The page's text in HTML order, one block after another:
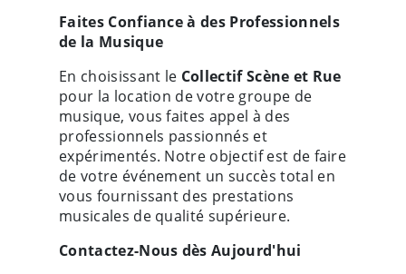
Faites Confiance à des Professionnels
de la Musique
En choisissant le Collectif Scène et Rue
pour la location de votre groupe de
musique, vous faites appel à des
professionnels passionnés et
expérimentés. Notre objectif est de faire
de votre événement un succès total en
vous fournissant des prestations
musicales de qualité supérieure.
Contactez-Nous dès Aujourd'hui